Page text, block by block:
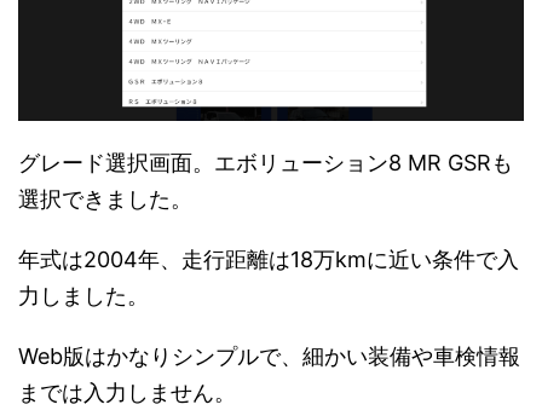
グレード選択画面。エボリューション8 MR GSRも
選択できました。
年式は2004年、走行距離は18万kmに近い条件で入
力しました。
Web版はかなりシンプルで、細かい装備や車検情報
までは入力しません。